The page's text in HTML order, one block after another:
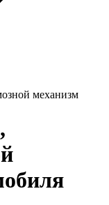
механизм